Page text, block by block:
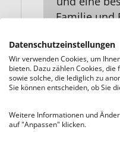
Familie und
Datenschutzeinstellungen
Wir verwenden Cookies, um
bieten. Dazu zählen Cookies,
sowie solche, die lediglich zu
Sie können entscheiden, ob Sie
Weitere Informationen und
auf "Anpassen" klicken.